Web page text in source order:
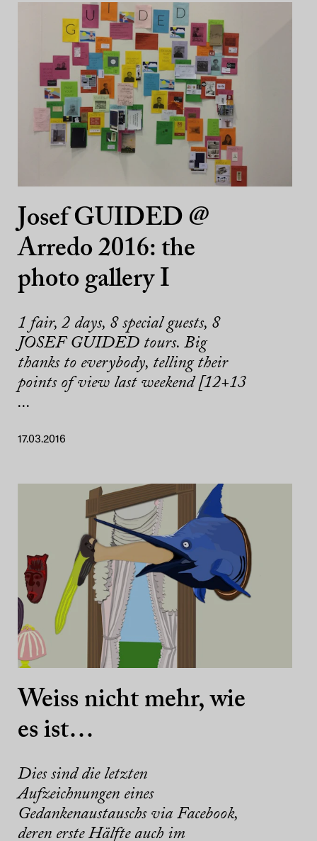
Josef GUIDED @
Arredo 2016: the
photo gallery I
1 fair, 2 days, 8 special guests, 8
JOSEF GUIDED tours. Big
thanks to everybody, telling their
points of view last weekend [12+13
...
17.03.2016
Weiss nicht mehr, wie
es ist…
Dies sind die letzten
Aufzeichnungen eines
Gedankenaustauschs via Facebook,
deren erste Hälfte auch im